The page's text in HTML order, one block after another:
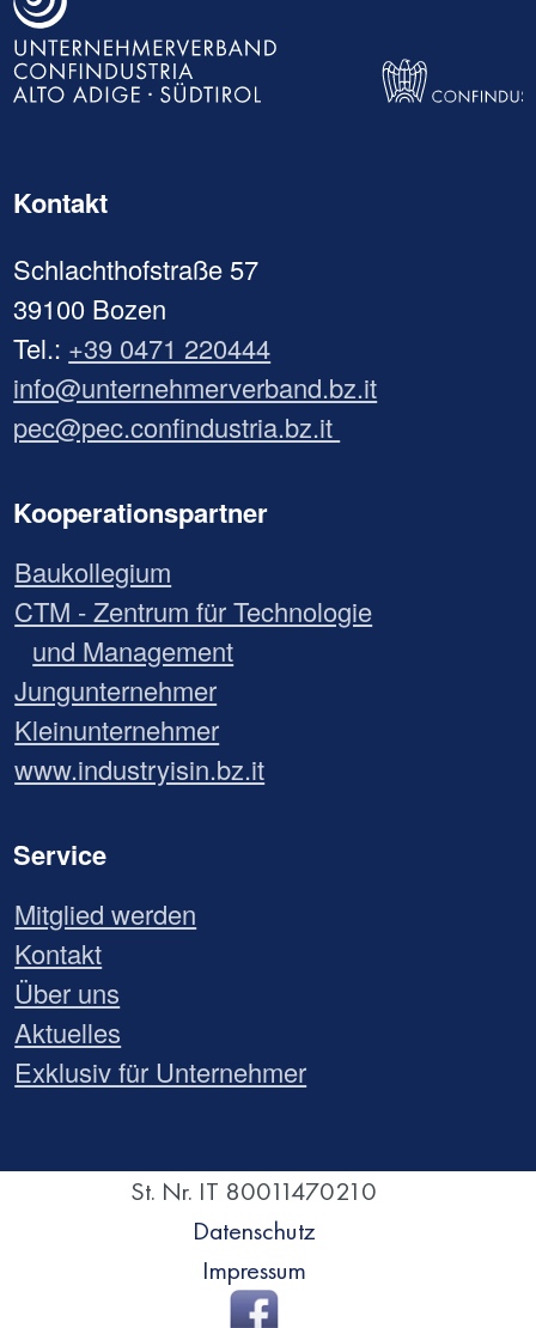
Kontakt
Schlachthofstraße 57
39100 Bozen
Tel.: +39 0471 220444
info@unternehmerverband.bz.it
pec@pec.confindustria.bz.it
Kooperationspartner
Baukollegium
CTM - Zentrum für Technologie
und Management
Jungunternehmer
Kleinunternehmer
www.industryisin.bz.it
Service
Mitglied werden
Kontakt
Über uns
Aktuelles
Exklusiv für Unternehmer
St. Nr. IT 80011470210
Datenschutz
Impressum